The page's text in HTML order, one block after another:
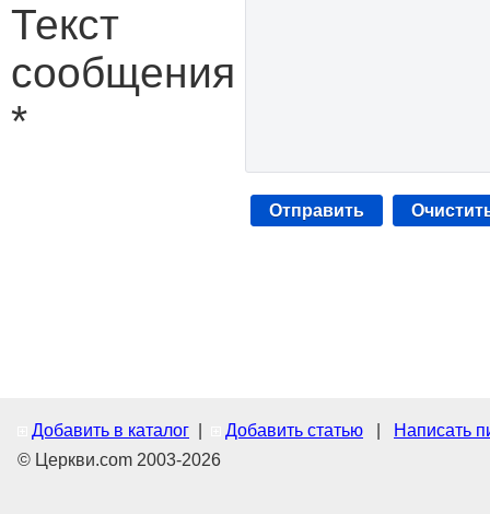
Текст
сообщения
*
Добавить в каталог Добавить статью
Написать
© Церкви.com 2003-2026